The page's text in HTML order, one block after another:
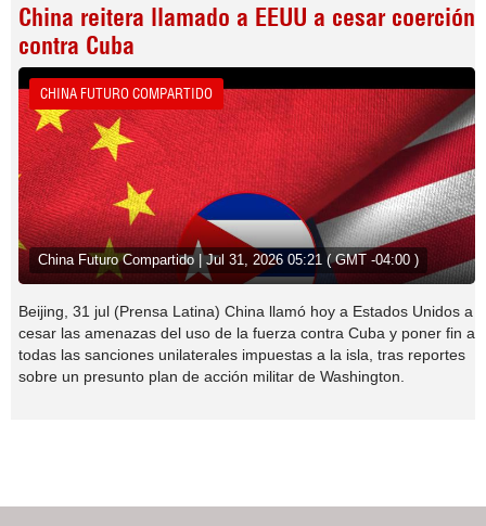
China reitera llamado a EEUU a cesar coerción
contra Cuba
CHINA FUTURO COMPARTIDO
China Futuro Compartido | Jul 31, 2026 05:21 ( GMT -04:00 )
Beijing, 31 jul (Prensa Latina) China llamó hoy a Estados Unidos a
cesar las amenazas del uso de la fuerza contra Cuba y poner fin a
todas las sanciones unilaterales impuestas a la isla, tras reportes
sobre un presunto plan de acción militar de Washington.